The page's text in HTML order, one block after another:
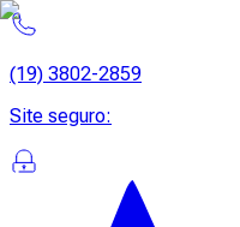
(19) 3802-2859
Site seguro: